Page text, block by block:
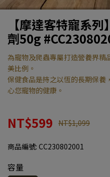
【摩達客特寵系
劑50g
為寵物及爬蟲專屬打造營養界精
美比例。
保健食品是持之以恆的長期保養
心您寵物的健康。
NT$599 NT$1,099
商品編號: CC230802001
容量